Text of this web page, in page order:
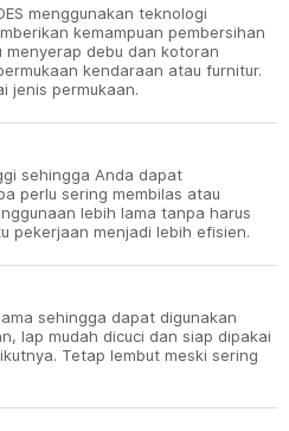
menggunakan teknologi
kemampuan pembersihan
menyerap debu dan kotoran
kendaraan atau furnitur.
jenis permukaan.
sehingga Anda dapat
perlu sering membilas atau
lebih lama tanpa harus
pekerjaan menjadi lebih efisien.
sehingga dapat digunakan
lap mudah dicuci dan siap dipakai
Tetap lembut meski sering